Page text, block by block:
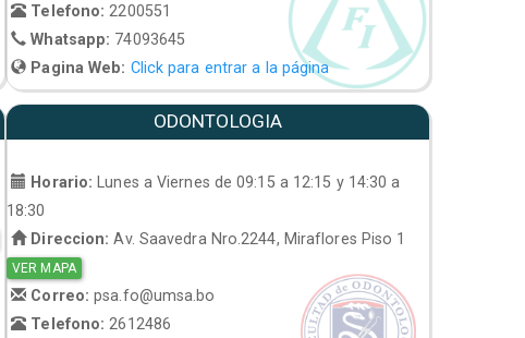
Telefono: 2200551
Whatsapp: 74093645
Pagina Web: Click para entrar a la página
ODONTOLOGIA
Horario:
Lunes a Viernes de 09:15 a 12:15 y 14:30 a
18:30
Direccion: Av. Saavedra Nro.2244, Miraflores Piso 1
VER MAPA
Correo:psa.fo@umsa.bo
Telefono: 2612486